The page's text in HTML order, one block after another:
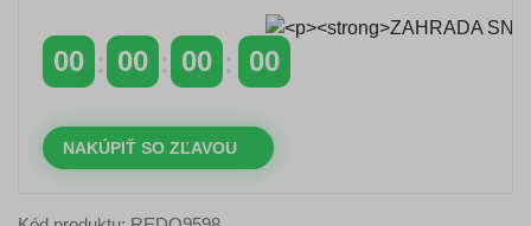
00 00 00 00
NAKÚPIŤ SO ZĽAVOU